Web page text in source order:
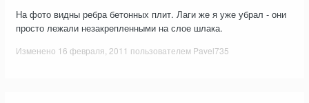
На фото видны ребра бетонных плит. Лаги же я уже убрал - они
просто лежали незакрепленными на слое шлака.
Изменено 16 февраля, 2011 пользователем Pavel735